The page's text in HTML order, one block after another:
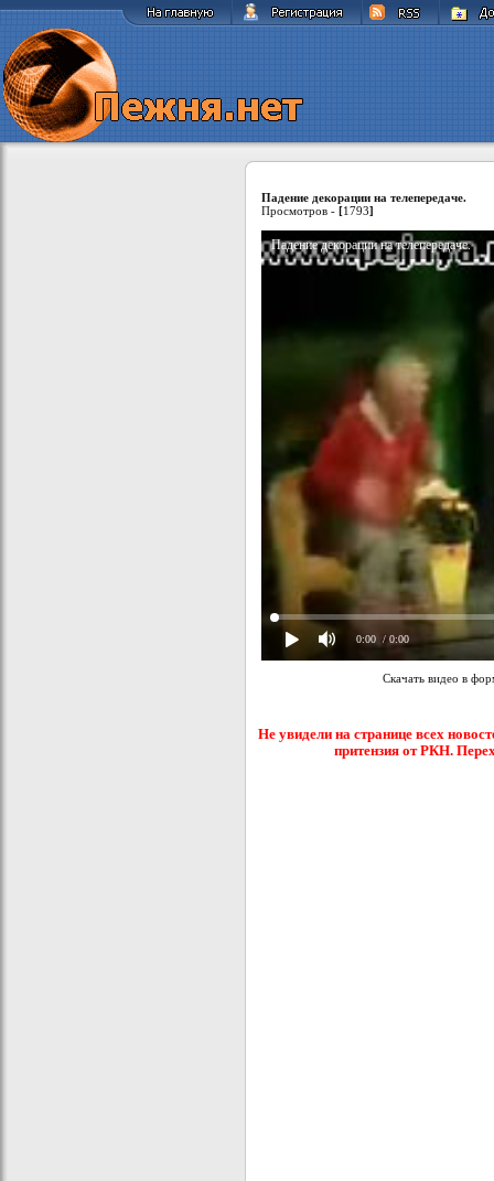
Падение декорации на телепередаче.
Просмотров - [1793]
Падение декорации на телепередаче.
0:00 / 0:00
Скачать видео в
Не увидели на странице всех
притензия от РКН.